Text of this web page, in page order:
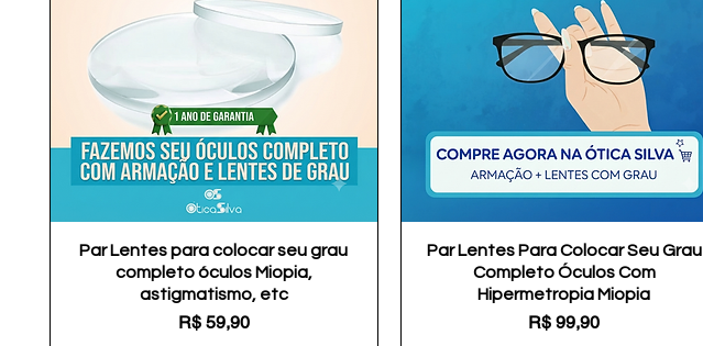
Visualização rápida
Par Lentes para colocar seu grau
completo óculos Miopia,
astigmatismo, etc
Preço
R$ 59,90
Visualização rápida
Par Lentes Para Colocar Seu Grau
Completo Óculos Com
Hipermetropia Miopia
Preço
R$ 99,90